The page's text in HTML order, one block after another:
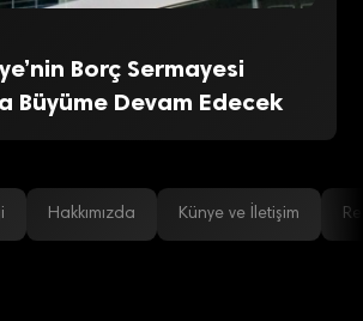
Borç Sermayesi
Büyüme Devam Edecek
Hakkımızda Künye ve İletişim